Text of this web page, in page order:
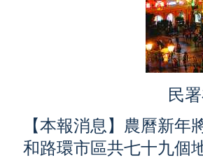
民
【本報消息】農曆新
和路環市區共七十九個